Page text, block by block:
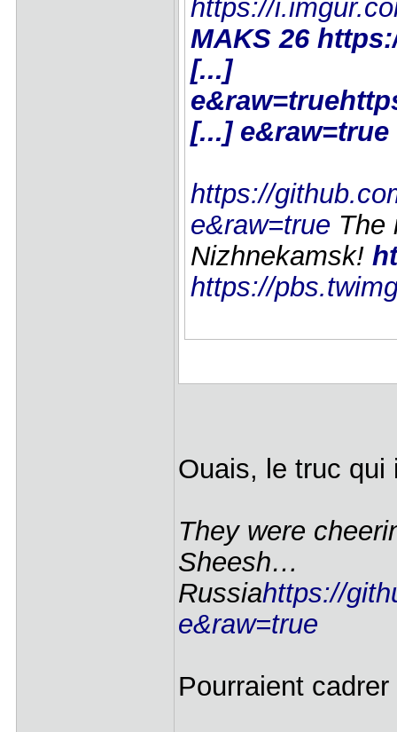
https://
MAKS 26
[...]
e&raw=true
[...] e&raw=true
https://
e&raw=true The
Nizhnekamsk!
https://
Ouais, le truc qui
They were
Sheesh…
Russiahttps://
e&raw=true
Pourraient